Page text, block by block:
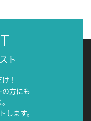
ト
！
方にも
します。